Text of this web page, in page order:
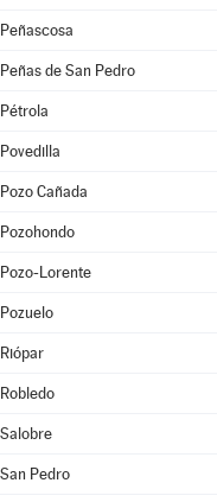
Peñascosa
Peñas de San Pedro
Pétrola
Povedilla
Pozo Cañada
Pozohondo
Pozo-Lorente
Pozuelo
Riópar
Robledo
Salobre
San Pedro